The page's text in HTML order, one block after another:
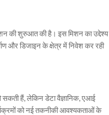
की शुरुआत की है। इस मिशन का उद्देश्य
और डिजाइन के क्षेत्र में निवेश कर रही
सकती हैं, लेकिन डेटा वैज्ञानिक, एआई
को नई तकनीकी आवश्यकताओं के